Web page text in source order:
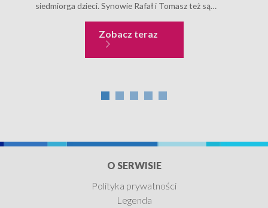
siedmiorga dzieci. Synowie Rafał i Tomasz też są
Wszyscy pracują na hałdzie, aby dorobić do
Zobacz terazLutek i inni
O SERWISIE
Polityka prywatności
Legenda